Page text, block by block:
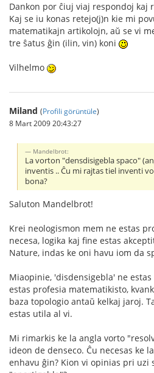
Dankon por ĉiuj viaj respondoj kaj
Kaj se iu konas retejo(j)n kie mi
matematikajn artikolojn, aŭ se vi
tre ŝatus ĝin (ilin, vin) koni
Vilhelmo
Miland (Profili görüntüle)
8 Mart 2009 20:43:27
Mandelbrot:
La vorton "densdisigebla spaco"
inventis .. Ĉu mi rajtas tiel inventi
bona?
Saluton Mandelbrot!
Krei neologismon mem ne estas
necesa, logika kaj fine estas
Nature, indas ke oni havu iom da
Miaopinie, 'disdensigebla' ne
estas profesia matematikisto,
baza topologio antaŭ kelkaj jaroj.
estas utila al vi.
Mi rimarkis ke la angla vorto
ideon de denseco. Ĉu necesas ke
enhavu ĝin? Kion vi opinias pri uzi